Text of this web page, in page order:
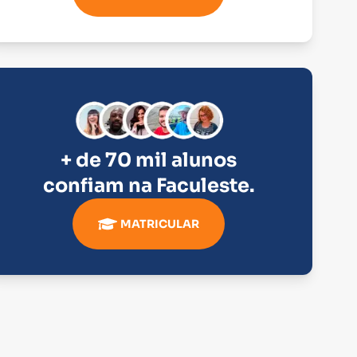
+ de 70 mil alunos
confiam na Faculeste.
MATRICULAR